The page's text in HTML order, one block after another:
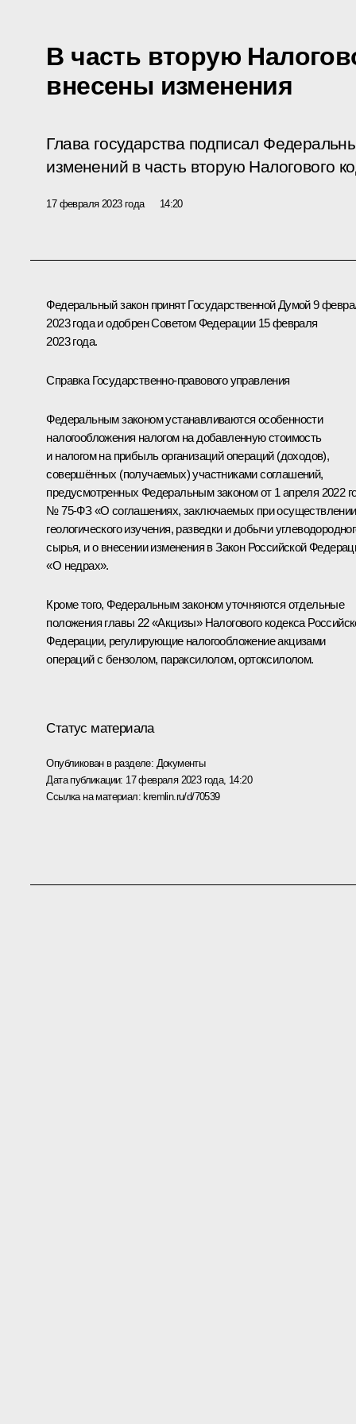
В часть вторую
внесены изменения
Глава государства подписал
изменений в часть вторую Налогового
17 февраля 2023 года 14:20
Федеральный закон принят Государственной Думой 9
2023 года и одобрен Советом Федерации 15 февраля
2023 года.
Справка Государственно-правового управления
Федеральным законом устанавливаются особенности
налогообложения налогом на добавленную стоимость
и налогом на прибыль организаций операций (доходов),
совершённых (получаемых) участниками соглашений,
предусмотренных Федеральным законом от 1 апреля 2022
№ 75-ФЗ «О соглашениях, заключаемых при осуществлении
геологического изучения, разведки и добычи
сырья, и о внесении изменения в Закон Российской
«О недрах».
Кроме того, Федеральным законом уточняются отдельные
положения главы 22 «Акцизы» Налогового кодекса
Федерации, регулирующие налогообложение акцизами
операций с бензолом, параксилолом, ортоксилолом.
Статус материала
Опубликован в разделе: Документы
Дата публикации: 17 февраля 2023 года, 14:20
Ссылка на материал: kremlin.ru/d/70539